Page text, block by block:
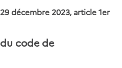
décembre 2023, article 1er
code de